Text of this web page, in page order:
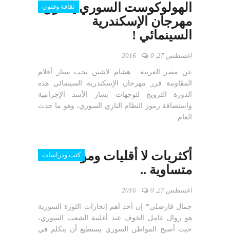
ثقافة وفنون
الهولوكوست السوري يخترق
مهرجان الإسكندرية
السينمائي !
أغسطس 27, 2016 0
عن مصر العربية : هشام لاشين تحت ستار أفلام
المقاومة قرر مهرجان الإسكندرية السينمائي هذه
الدورة الترويج لتوجهات بشار الأسد الإجرامية
واستضافة رموز النظام النازي السوري، وهو ما حدث
العام…
كتب ودراسات
أكثريات لا أقليات ومواطنة
متساوية ..
أغسطس 27, 2016 0
جمال قارصلي* إن أحد أهم إنجازات الثورة السورية
هو زوال عامل الخوف عند أغلبية الشعب السوري،
حيث أصبح المواطن السوري يستطيع أن يتكلم في